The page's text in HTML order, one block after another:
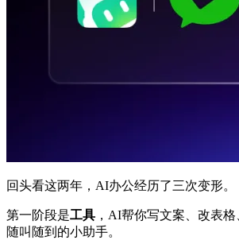
回头看这两年，AI办公经历了三次变形。
第一阶段是工具 ，AI帮你写文案、改表
随叫随到的小助手。